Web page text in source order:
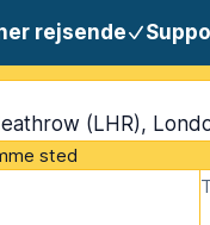
rejsende
(LHR),
sted